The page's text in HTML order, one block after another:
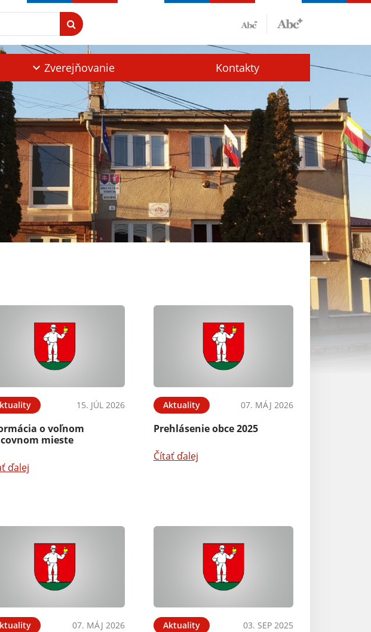
Zverejňovanie Kontakty
15. JÚL 2026
o voľnom
mieste
ďalej
Aktuality 07. MÁJ 2026
Prehlásenie obce 2025
Čítať ďalej
07. MÁJ 2026 Aktuality 03. SEP 2025